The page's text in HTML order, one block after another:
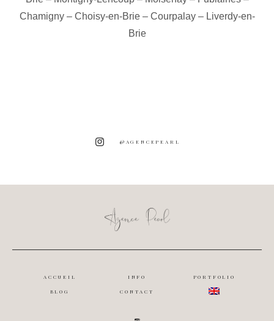
Chamigny– Choisy-en-Brie– Courpalay– Liverdy-en-
Brie
@AGENCEPEARL
ACCUEIL INFO PORTFOLIO
BLOG CONTACT